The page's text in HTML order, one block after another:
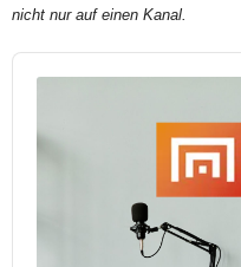
nicht nur auf einen Kanal.
Audio
Player